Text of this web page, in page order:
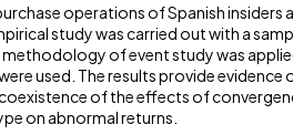
operations of Spanish insiders
study was carried out with a
of event study was
used. The results provide
of the effects of
on abnormal returns.